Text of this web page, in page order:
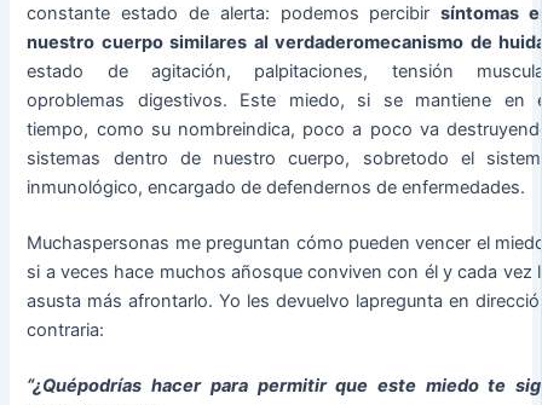
constante estado de alerta: podemos percibirsíntomas
nuestro cuerpo similares al verdaderomecanismo de
estado de agitación, palpitaciones, tensión
oproblemas digestivos. Este miedo, si se mantiene en
tiempo, como su nombreindica, poco a poco va
sistemas dentro de nuestro cuerpo, sobretodo el
inmunológico, encargado de defendernos de enfermedades.
Muchaspersonas me preguntan cómo pueden vencer el
si a veces hace muchos añosque conviven con él y cada vez
asusta más afrontarlo. Yo les devuelvo lapregunta en
contraria:
“¿Quépodrías hacer para permitir que este miedo te